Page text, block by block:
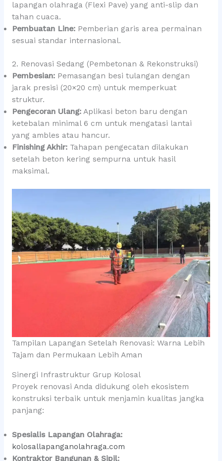
lapangan olahraga (Flexi Pave) yang anti-slip dan
tahan cuaca.
Pembuatan Line:Pemberian garis area permainan
sesuai standar internasional.
2. Renovasi Sedang (Pembetonan & Rekonstruksi)
Pembesian:Pemasangan besi tulangan dengan
jarak presisi (20×20 cm) untuk memperkuat
struktur.
Pengecoran Ulang:Aplikasi beton baru dengan
ketebalan minimal 6 cm untuk mengatasi lantai
yang ambles atau hancur.
Finishing Akhir:Tahapan pengecatan dilakukan
setelah beton kering sempurna untuk hasil
maksimal.
Tampilan Lapangan Setelah Renovasi: Warna Lebih
Tajam dan Permukaan Lebih Aman
Sinergi Infrastruktur Grup Kolosal
Proyek renovasi Anda didukung oleh ekosistem
konstruksi terbaik untuk menjamin kualitas jangka
panjang:
Spesialis Lapangan Olahraga:
kolosallapanganolahraga.com
Kontraktor Bangunan & Sipil: